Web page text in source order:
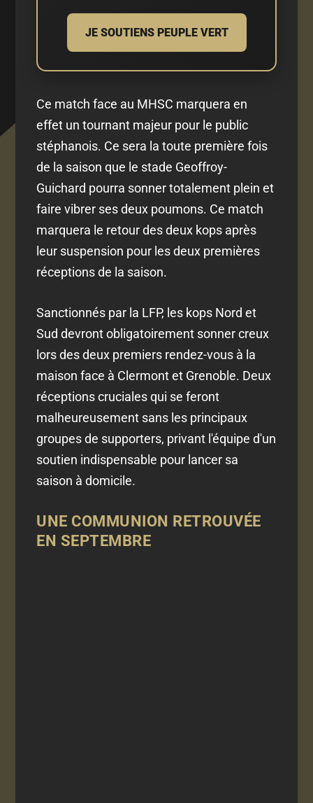
JE SOUTIENS PEUPLE VERT
Ce match face au MHSC marquera en
effet un tournant majeur pour le public
stéphanois. Ce sera la toute première fois
de la saison que le stade Geoffroy-
Guichard pourra sonner totalement plein et
faire vibrer ses deux poumons. Ce match
marquera le retour des deux kops après
leur suspension pour les deux premières
réceptions de la saison.
Sanctionnés par la LFP, les kops Nord et
Sud devront obligatoirement sonner creux
lors des deux premiers rendez-vous à la
maison face à Clermont et Grenoble. Deux
réceptions cruciales qui se feront
malheureusement sans les principaux
groupes de supporters, privant l'équipe d'un
soutien indispensable pour lancer sa
saison à domicile.
UNE COMMUNION RETROUVÉE
EN SEPTEMBRE